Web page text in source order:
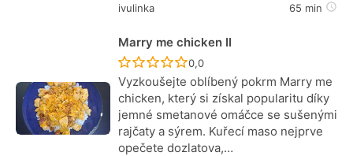
ivulinka 65 min
Marry me chicken II
Recept ještě nebyl hodnocen
0,0
Vyzkoušejte oblíbený pokrm Marry me
chicken, který si získal popularitu díky
jemné smetanové omáčce se sušenými
rajčaty a sýrem. Kuřecí maso nejprve
opečete dozlatova,…